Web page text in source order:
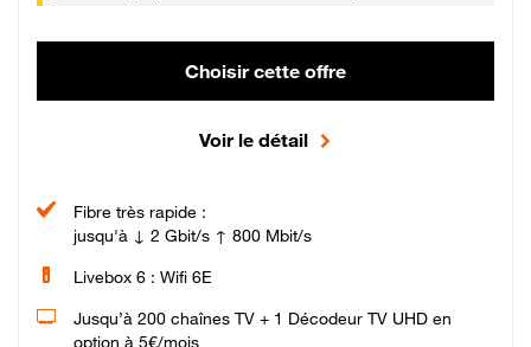
Choisir cette offre
Voir le détail
Fibre très rapide :
jusqu'à ↓ 2 Gbit/s ↑ 800 Mbit/s
Livebox 6 : Wifi 6E
Jusqu’à 200 chaînes TV + 1 Décodeur TV UHD en
option à 5€/mois